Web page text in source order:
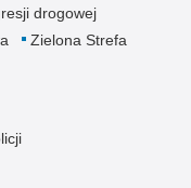
drogowej
Zielona Strefa